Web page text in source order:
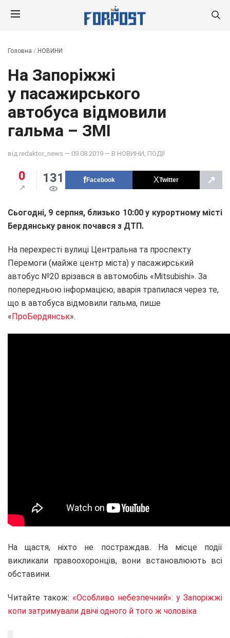
Головна / НОВИНИ
На Запоріжжі
у пасажирського
автобуса відмовили
гальма – ЗМІ
від redaktor_news — 09.08.2019 — В НОВИНИ ПОДІЇ
0 131 Facebook Twitter ↗
Сьогодні, 9 серпня, близько 10:00 у курортному місті
Бердянську ранок почався з ДТП.
На перехресті вулиці Центральна та проспекту
Перемоги (майже центр міста) у пасажирський
автобус №20 врізався в автомобіль «Mitsubishi». За
попередньою інформацією, аварія трапилася через те,
що в автобуса відмовили гальма, пише
«ПроБердянськ».
На щастя, ніхто не постраждав. На місце події
викликали правоохоронців, вони встановлюють всі
обставини.
Читайте також: «Особливо небезпечний»: у Запоріжжі
копи затримували двічі одного й того ж чоловіка